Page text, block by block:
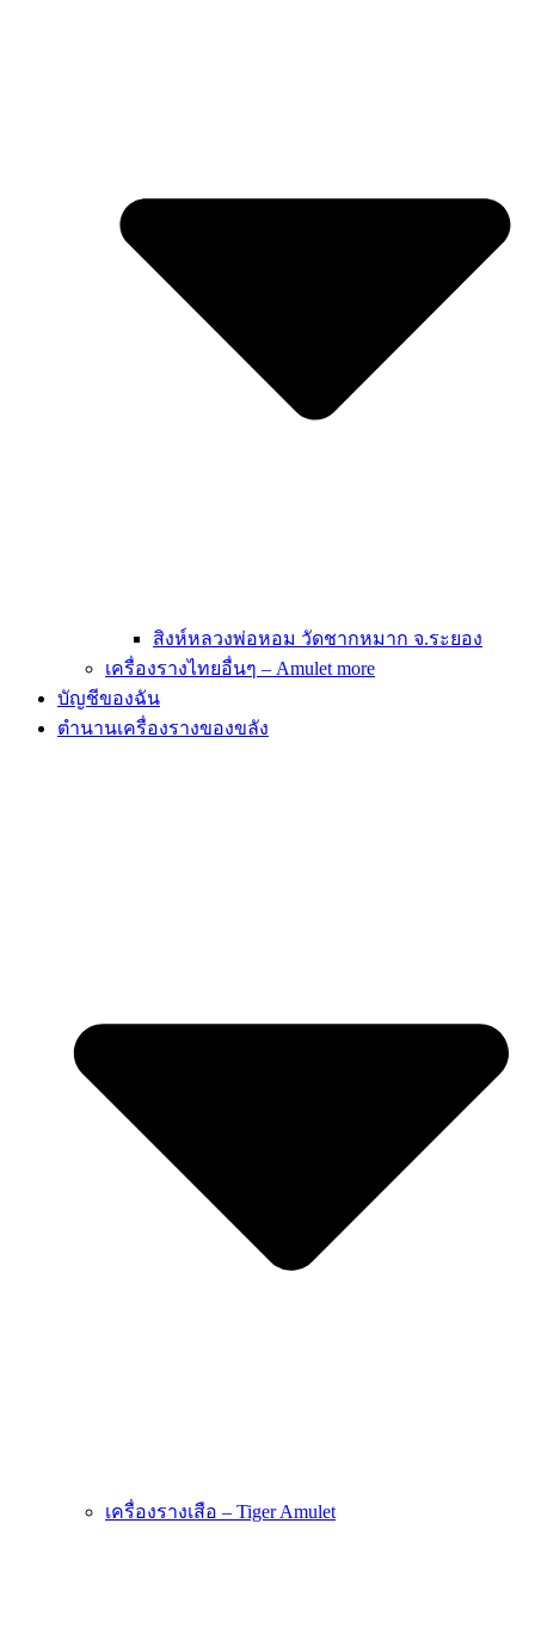
สิงห์หลวงพ่อหอม วัดชากหมาก จ.ระยอง
เครื่องรางไทยอื่นๆ – Amulet more
บัญชีของฉัน
ตำนานเครื่องรางของขลัง
เครื่องรางเสือ – Tiger Amulet